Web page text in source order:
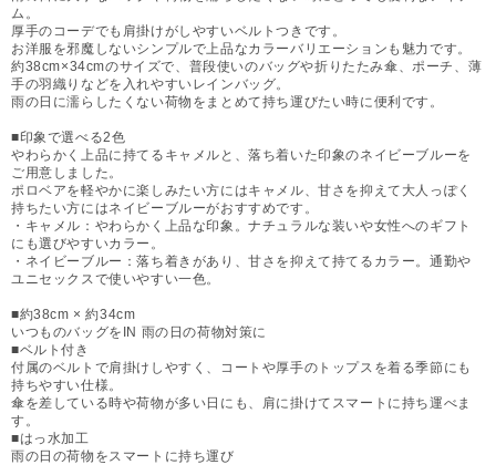
ム。
厚手のコーデでも肩掛けがしやすいベルトつきです。
お洋服を邪魔しないシンプルで上品なカラーバリエーションも魅力です。
約38cm×34cmのサイズで、普段使いのバッグや折りたたみ傘、ポーチ、薄
手の羽織りなどを入れやすいレインバッグ。
雨の日に濡らしたくない荷物をまとめて持ち運びたい時に便利です。
■印象で選べる2色
やわらかく上品に持てるキャメルと、落ち着いた印象のネイビーブルーを
ご用意しました。
ポロベアを軽やかに楽しみたい方にはキャメル、甘さを抑えて大人っぽく
持ちたい方にはネイビーブルーがおすすめです。
・キャメル：やわらかく上品な印象。ナチュラルな装いや女性へのギフト
にも選びやすいカラー。
・ネイビーブルー：落ち着きがあり、甘さを抑えて持てるカラー。通勤や
ユニセックスで使いやすい一色。
■約38cm × 約34cm
いつものバッグをIN 雨の日の荷物対策に
■ベルト付き
付属のベルトで肩掛けしやすく、コートや厚手のトップスを着る季節にも
持ちやすい仕様。
傘を差している時や荷物が多い日にも、肩に掛けてスマートに持ち運べま
す。
■はっ水加工
雨の日の荷物をスマートに持ち運び